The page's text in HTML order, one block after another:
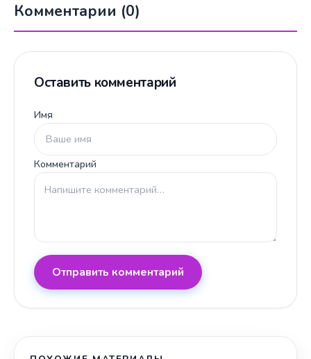
Комментарии (0)
Оставить комментарий
Имя
Комментарий
Отправить комментарий